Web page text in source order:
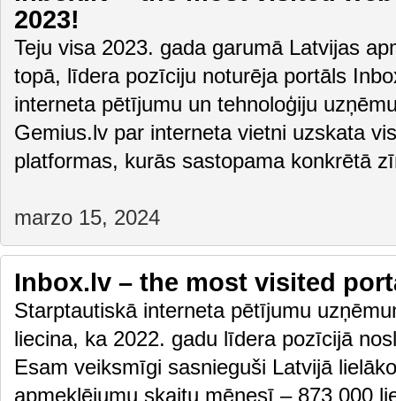
2023!
Teju visa 2023. gada garumā Latvijas
topā, līdera pozīciju noturēja portāls
interneta pētījumu un tehnoloģiju
Gemius.lv par interneta vietni uzskata
platformas, kurās sastopama konkrētā
marzo 15, 2024
Inbox.lv – the most visited
Starptautiskā interneta pētījumu
liecina, ka 2022. gadu līdera pozīcijā
Esam veiksmīgi sasnieguši Latvijā
apmeklējumu skaitu mēnesī – 873 000